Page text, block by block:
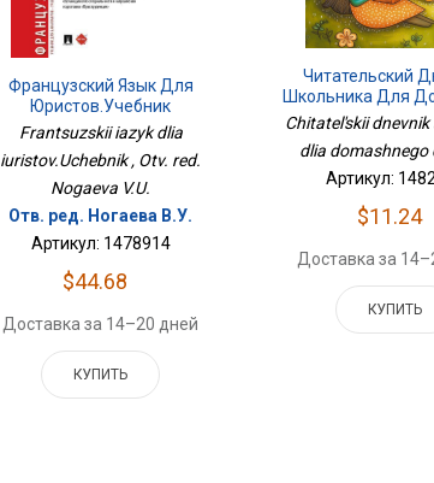
Французский Язык Для
Юристов.Учебник
Frantsuzskii iazyk dlia
iuristov.Uchebnik , Otv. red.
Nogaeva V.U.
Отв. ред. Ногаева В.У.
Артикул: 1478914
$44.68
Доставка за 14–20 дней
КУПИТЬ
Читательский
Школьника Для
Чтения
Chitatel'skii
dlia domashnego
Артикул:
$11.24
Доставка за
КУПИТЬ